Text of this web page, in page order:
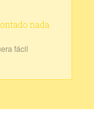
nada
fácil